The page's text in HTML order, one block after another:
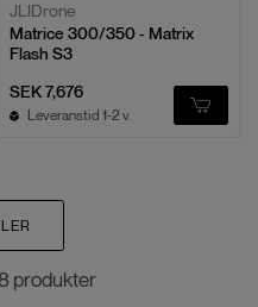
JLIDrone
Matrice 300/350 - Matrix
Flash S3
SEK 7,676
Leveranstid 1-2 v.
produkter